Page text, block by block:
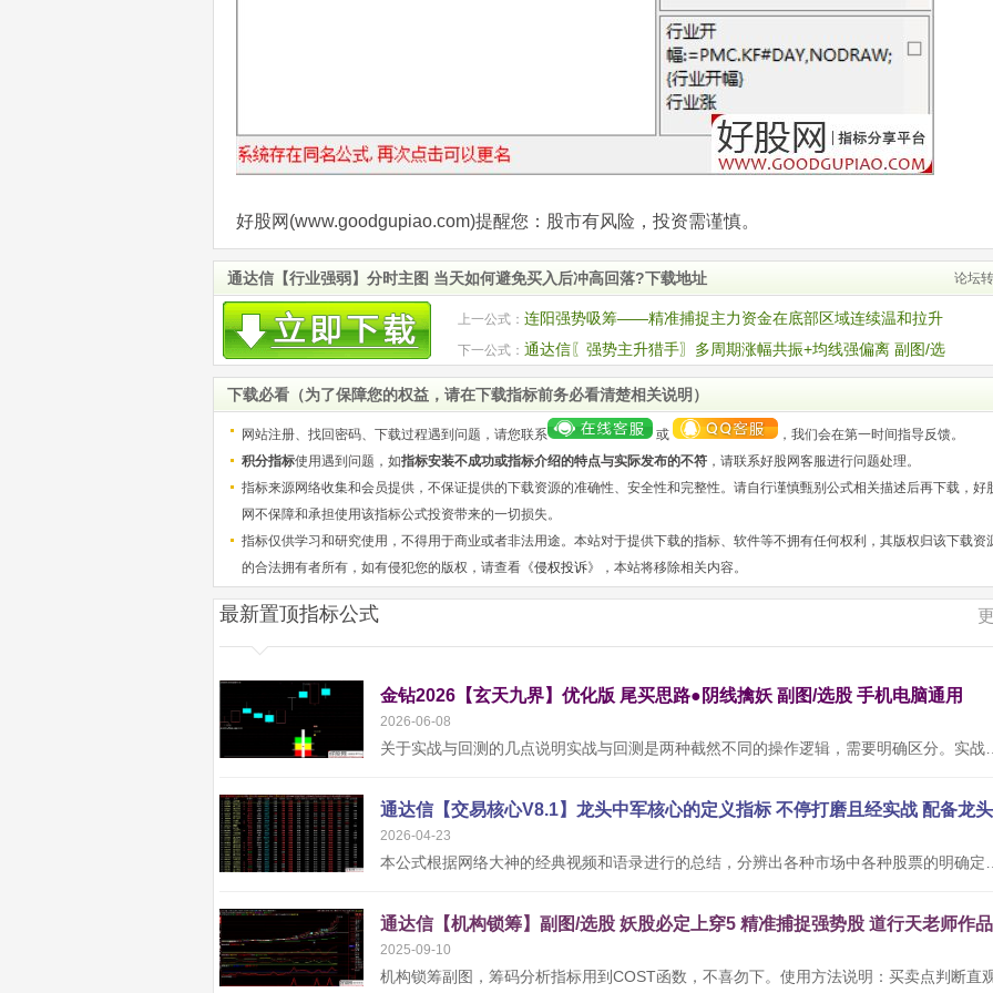
好股网(www.goodgupiao.com)提醒您：股市有风险，投资需谨慎。
通达信【行业强弱】分时主图 当天如何避免买入后冲高回落?下载地址 论坛
上一公式： 连阳强势吸筹——精准捕捉主力资金在底部区域连续温和拉升
的吸筹行为
下一公式： 通达信〖强势主升猎手〗多周期涨幅共振+均线强偏离 副图/选
股 源码
下载必看（为了保障您的权益，请在下载指标前务必看清楚相关说明）
网站注册、找回密码、下载过程遇到问题，请您联系 或
，我们会在第一时间指导反馈。
积分指标使用遇到问题，如指标安装不成功或指标介绍的特点与实际发布的不符 ，请联系好股网客服进行问题处理。
指标来源网络收集和会员提供，不保证提供的下载资源的准确性、安全性和完整性。请自行谨慎甄别公式相关描述后再下载，好
网不保障和承担使用该指标公式投资带来的一切损失。
指标仅供学习和研究使用，不得用于商业或者非法用途。本站对于提供下载的指标、软件等不拥有任何权利，其版权归该下载资
的合法拥有者所有，如有侵犯您的版权，请查看《侵权投诉》，本站将移除相关内容。
最新置顶指标公式
金钻2026【玄天九界】优化版 尾买思路●阴线擒妖 副图/选股 手机电脑通用
2026-06-08
关于实战与回测的几点说明实战
2026-04-23
本公式根据网络大神的经典视频和
2025-09-10